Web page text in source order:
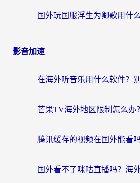
影音加速